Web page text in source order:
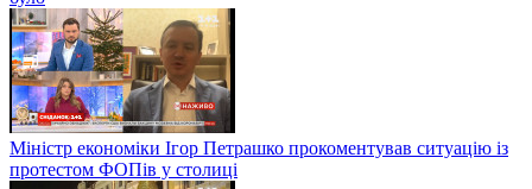
Міністр економіки Ігор Петрашко прокоментував ситуацію із
протестом ФОПів у столиці